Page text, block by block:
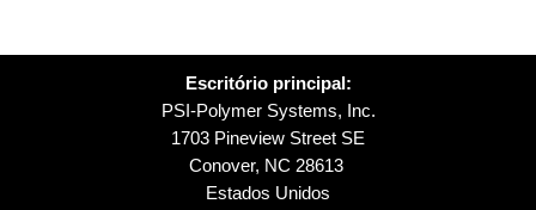
Escritório principal:
PSI-Polymer Systems, Inc.
1703 Pineview Street SE
Conover, NC 28613
Estados Unidos